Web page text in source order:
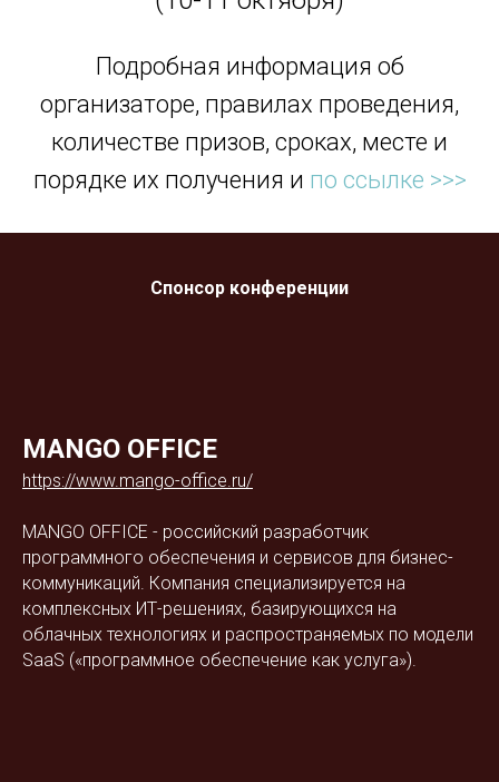
Подробная информация об
организаторе, правилах проведения,
количестве призов, сроках, месте и
порядке их получения и по ссылке >>>
Спонсор конференции
MANGO OFFICE
https://www.mango-office.ru/
MANGO OFFICE - российский разработчик
программного обеспечения и сервисов для бизнес-
коммуникаций. Компания специализируется на
комплексных ИТ-решениях, базирующихся на
облачных технологиях и распространяемых по модели
SaaS («программное обеспечение как услуга»).